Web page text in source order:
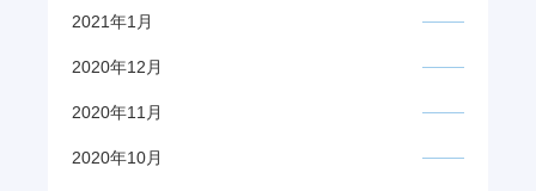
2021年1月
2020年12月
2020年11月
2020年10月